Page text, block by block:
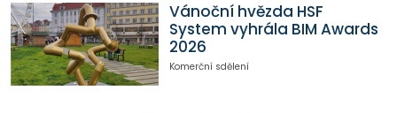
Vánoční hvězda HSF
System vyhrála BIM Awards
2026
Komerční sdělení